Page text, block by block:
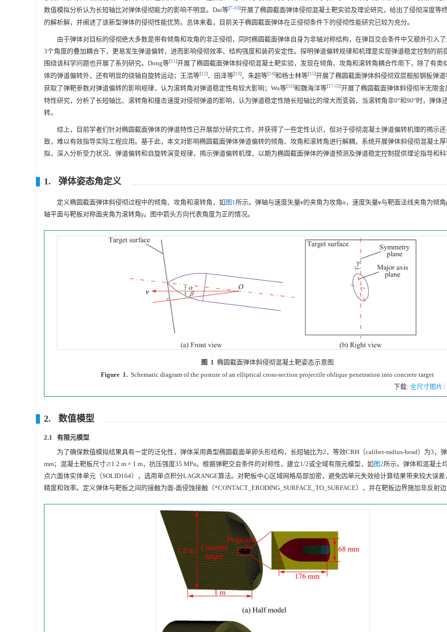
数值模拟分析认为长短轴比对弹体侵彻能力的影响不明显。Dai等[7-10]开展了椭圆截面弹体侵彻混凝土靶实验及理论研究，给出了侵彻深度等
的解析解，并阐述了该新型弹体的侵彻性能优势。总体来看，目前关于椭圆截面弹体在正侵彻条件下的侵彻性能研究已较为充分。
由于弹体对目标的侵彻绝大多数是带有倾角和攻角的非正侵彻，同时椭圆截面弹体自身为非轴对称结构，在弹目交会条件中又额外引入
3个角度的叠加耦合下，更易发生弹道偏转，进而影响侵彻效率、结构强度和装药安定性。探明弹道偏转规律和机理是实现弹道稳定控制的前
围绕该科学问题也开展了系列研究。Dong等[11]开展了椭圆截面弹体斜侵彻混凝土靶实验，发现在倾角、攻角和滚转角耦合作用下，除了有类
体的弹道偏转外，还有明显的绕轴自旋转运动；王浩等[12]、田泽等[13]、朱超等[14]和杨士林等[15]开展了椭圆截面弹体斜侵彻双层舰船钢板弹
获取了弹靶参数对弹道偏转的影响规律，认为滚转角对弹道稳定性有较大影响；Wu等[16]和魏海洋等[17-18]开展了椭圆截面弹体斜侵彻半无限金
特性研究，分析了长短轴比、滚转角和撞击速度对侵彻弹道的影响，认为弹道稳定性随长短轴比的增大而变弱，当滚转角非0°和90°时，弹体
转。
综上，目前学者们针对椭圆截面弹体的弹道特性已开展部分研究工作，并获得了一些定性认识，但对于侵彻混凝土弹道偏转机理的揭示
致，难以有效指导实际工程应用。基于此，本文对影响椭圆截面弹体弹道偏转的倾角、攻角和滚转角进行解耦，系统开展弹体斜侵彻混凝土
拟，深入分析受力状况、弹道偏转和自旋转演变规律，揭示弹道偏转机理，以期为椭圆截面弹体的弹道预测及弹道稳定控制提供理论指导和
1. 弹体姿态角定义
定义椭圆截面弹体斜侵彻过程中的倾角、攻角和滚转角，如 图1所示。弹轴与速度矢量v的夹角为攻角α，速度矢量v与靶面法线夹角为倾角
轴平面与靶板对称面夹角为滚转角γ。图中箭头方向代表角度为正的情况。
图 1 椭圆截面弹体斜侵彻混凝土靶姿态示意图
Figure 1. Schematic diagram of the posture of an elliptical cross-section projectile oblique penetration into concrete target
下载: 全尺寸图片
2. 数值模型
2.1 有限元模型
为了确保数值模拟结果具有一定的泛化性，弹体采用典型椭圆截面单卵头形结构，长短轴比为2，等效CRH（caliber-radius-head）为3，
mm；混凝土靶板尺寸∅
∅1.2 m × 1 m，抗压强度35 MPa。根据弹靶交会条件的对称性，建立1/2或全域有限元模型，如图2所示。弹体和混凝土
点六面体实体单元（SOLID164），选用单点积分LAGRANGE算法。对靶板中心区域网格局部加密，避免因单元失效给计算结果带来较大误
精度和效率。定义弹体与靶板之间的接触为面-面侵蚀接触（*CONTACT_ERODING_SURFACE_TO_SURFACE），并在靶板边界施加非反射